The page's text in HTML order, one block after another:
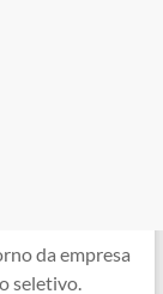
da empresa
seletivo.